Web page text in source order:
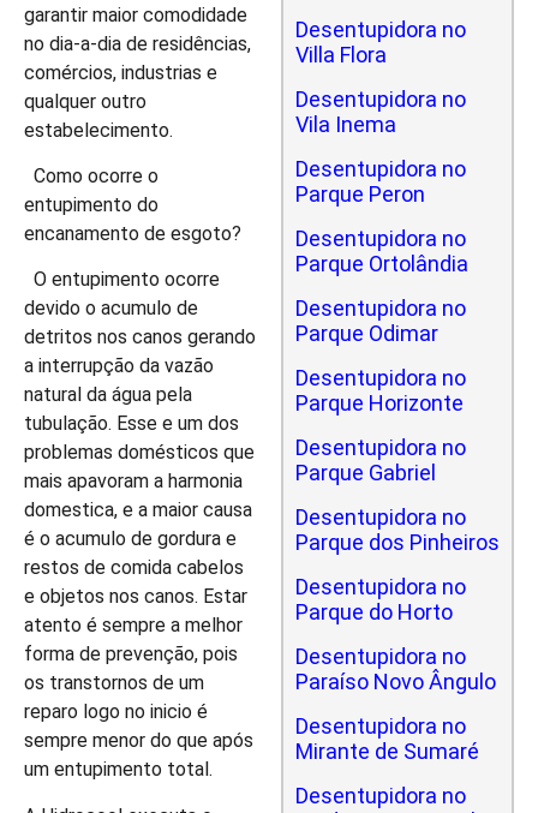
garantir maior comodidade
no dia-a-dia de residências,
comércios, industrias e
qualquer outro
estabelecimento.
Como ocorre o
entupimento do
encanamento de esgoto?
O entupimento ocorre
devido o acumulo de
detritos nos canos gerando
a interrupção da vazão
natural da água pela
tubulação. Esse e um dos
problemas domésticos que
mais apavoram a harmonia
domestica, e a maior causa
é o acumulo de gordura e
restos de comida cabelos
e objetos nos canos. Estar
atento é sempre a melhor
forma de prevenção, pois
os transtornos de um
reparo logo no inicio é
sempre menor do que após
um entupimento total.
Desentupidora no
Villa Flora
Desentupidora no
Vila Inema
Desentupidora no
Parque Peron
Desentupidora no
Parque Ortolândia
Desentupidora no
Parque Odimar
Desentupidora no
Parque Horizonte
Desentupidora no
Parque Gabriel
Desentupidora no
Parque dos Pinheiros
Desentupidora no
Parque do Horto
Desentupidora no
Paraíso Novo Ângulo
Desentupidora no
Mirante de Sumaré
Desentupidora no